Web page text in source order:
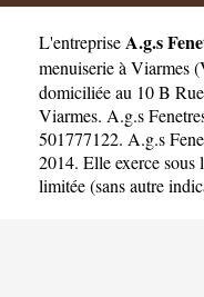
L'entrepriseA.g.s
menuiserie à Viarmes(
domiciliée au 10 B
Viarmes. A.g.s
501777122. A.g.s
2014. Elle exerce sous
limitée (sans autre